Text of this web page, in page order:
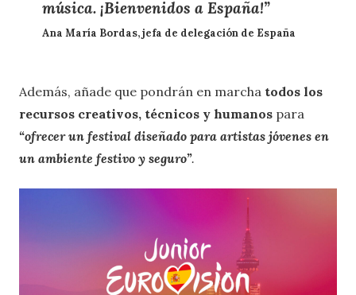
música. ¡Bienvenidos a España!”
Ana María Bordas, jefa de delegación de España
Además, añade que pondrán en marcha todos los
recursos creativos, técnicos y humanos para
“ofrecer un festival diseñado para artistas jóvenes en
un ambiente festivo y seguro”.